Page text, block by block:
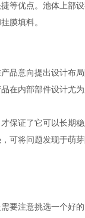
等优点。池体上部
膜填料。
品意向提出设计布
在内部部件设计尤
保证了它可以长期
可将问题发现于萌
要注意挑选一个好